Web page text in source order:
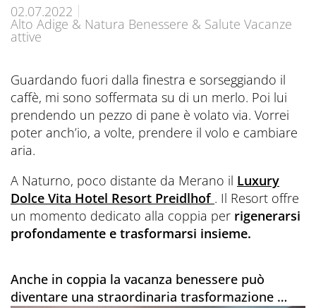
Preferred Hotels & Resorts
Spa & Retreats X2
Wellness Experts
Sauna Tower
Terme
News Blog
Escursioni & esperienze
Last Minute
Contatti
Prospetti
Informazioni Utili
Prenota ora
CONTATTI
Contattateci
02.07.2022
Alto Adige & Natura Benessere & Salute Vacanze
attive
Guardando fuori dalla finestra e sorseggiando il
caffè, mi sono soffermata su di un merlo. Poi lui
prendendo un pezzo di pane è volato via. Vorrei
poter anch’io, a volte, prendere il volo e cambiare
aria.
A Naturno, poco distante da Merano il Luxury
Dolce Vita Hotel Resort Preidlhof . Il Resort offre
un momento dedicato alla coppia per rigenerarsi
profondamente e trasformarsi insieme.
Anche in coppia la vacanza benessere può
diventare una straordinaria trasformazione …